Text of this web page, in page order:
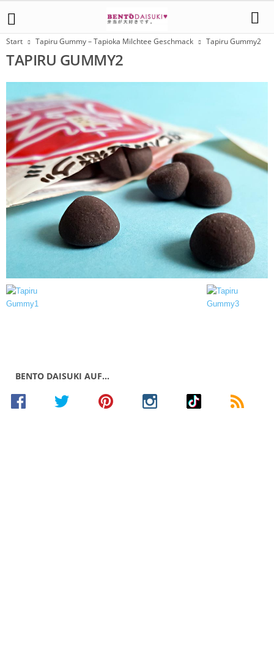
Start Tapiru Gummy – Tapioka Milchtee Geschmack Tapiru Gummy2
TAPIRU GUMMY2
BENTO DAISUKI AUF…